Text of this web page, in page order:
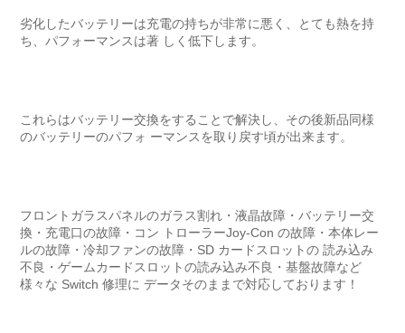
劣化したバッテリーは充電の持ちが非常に悪く、とても熱を持
ち、パフォーマンスは著 しく低下します。
これらはバッテリー交換をすることで解決し、その後新品同様
のバッテリーのパフォ ーマンスを取り戻す頃が出来ます。
フロントガラスパネルのガラス割れ・液晶故障・バッテリー交
換・充電口の故障・コン トローラーJoy‐Con の故障・本体レー
ルの故障・冷却ファンの故障・SD カードスロットの 読み込み
不良・ゲームカードスロットの読み込み不良・基盤故障など
様々な Switch 修理に データそのままで対応しております！